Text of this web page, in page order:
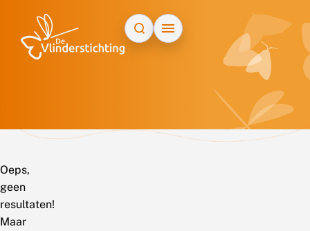
Oeps,
geen
resultaten!
Maar